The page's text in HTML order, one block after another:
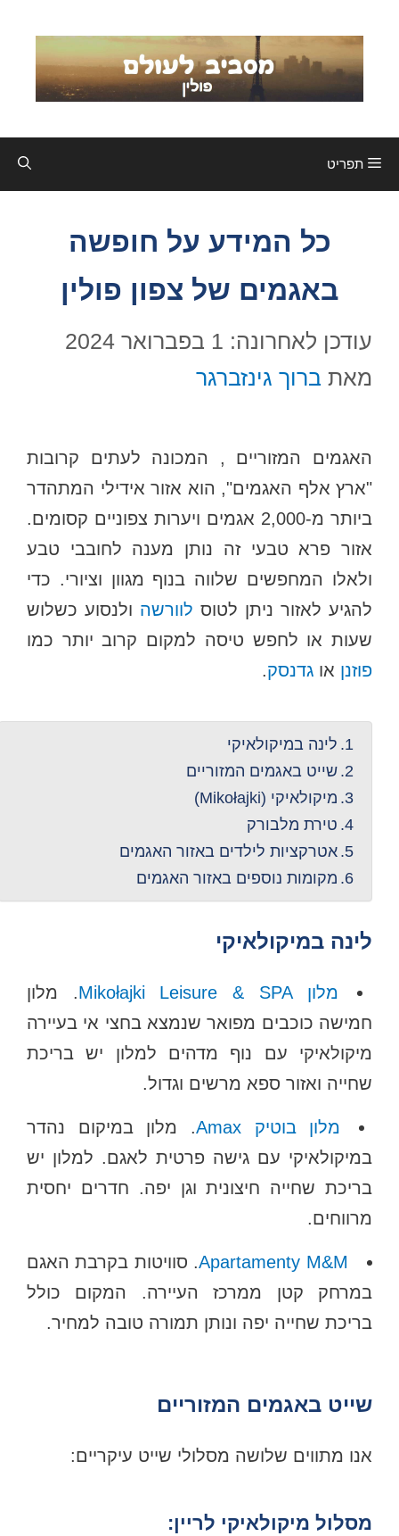
תפריט
כל המידע על חופשה
באגמים של צפון פולין
עודכן לאחרונה: 1 בפברואר 2024
מאת ברוך גינזברגר
האגמים המזוריים , המכונה לעתים קרובות
"ארץ אלף האגמים", הוא אזור אידילי המתהדר
ביותר מ-2,000 אגמים ויערות צפוניים קסומים.
אזור פרא טבעי זה נותן מענה לחובבי טבע
ולאלו המחפשים שלווה בנוף מגוון וציורי. כדי
להגיע לאזור ניתן לטוס לוורשה ולנסוע כשלוש
שעות או לחפש טיסה למקום קרוב יותר כמו
פוזנן או גדנסק.
לינה במיקולאיקי
שייט באגמים המזוריים
מיקולאיקי (Mikołajki)
טירת מלבורק
אטרקציות לילדים באזור האגמים
מקומות נוספים באזור האגמים
לינה במיקולאיקי
מלון Mikołajki Leisure & SPA
. מלון
חמישה כוכבים מפואר שנמצא בחצי אי בעיירה
מיקולאיקי עם נוף מדהים למלון יש בריכת
שחייה ואזור ספא מרשים וגדול.
מלון בוטיק Amax
. מלון במיקום נהדר
במיקולאיקי עם גישה פרטית לאגם. למלון יש
בריכת שחייה חיצונית וגן יפה. חדרים יחסית
מרווחים.
Apartamenty M&M. סוויטות בקרבת האגם
במרחק קטן ממרכז העיירה. המקום כולל
בריכת שחייה יפה ונותן תמורה טובה למחיר.
שייט באגמים המזוריים
אנו מתווים שלושה מסלולי שייט עיקריים:
מסלול מיקולאיקי לריין: